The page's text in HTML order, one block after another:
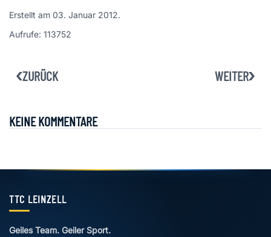
Erstellt am 03. Januar 2012.
Aufrufe: 113752
ZURÜCK WEITER
KEINE KOMMENTARE
TTC LEINZELL
Geiles Team. Geiler Sport.